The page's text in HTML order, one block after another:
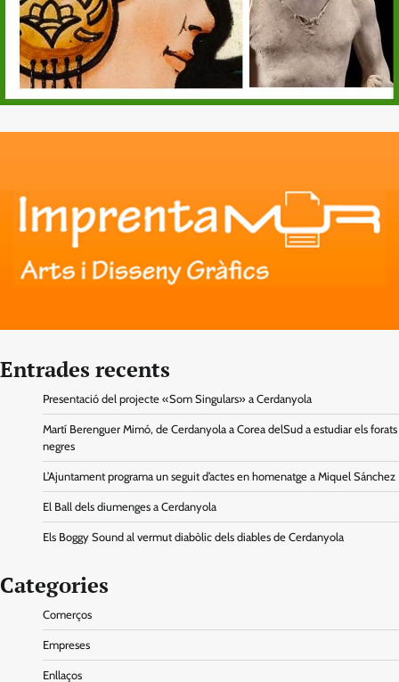
Entrades recents
Presentació del projecte «Som Singulars» a Cerdanyola
Martí Berenguer Mimó, de Cerdanyola a Corea delSud a estudiar els forats
negres
L’Ajuntament programa un seguit d’actes en homenatge a Miquel Sánchez
El Ball dels diumenges a Cerdanyola
Els Boggy Sound al vermut diabòlic dels diables de Cerdanyola
Categories
Comerços
Empreses
Enllaços